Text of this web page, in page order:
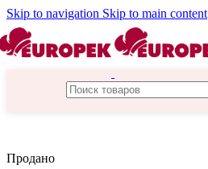
Skip to navigation Skip to main content
Продано